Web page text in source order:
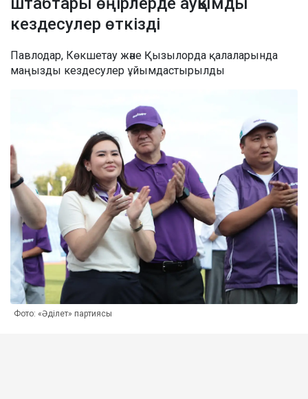
кездесулер өткізді
Павлодар, Көкшетау және Қызылорда қалаларында
маңызды кездесулер ұйымдастырылды
Фото: «Әділет» партиясы